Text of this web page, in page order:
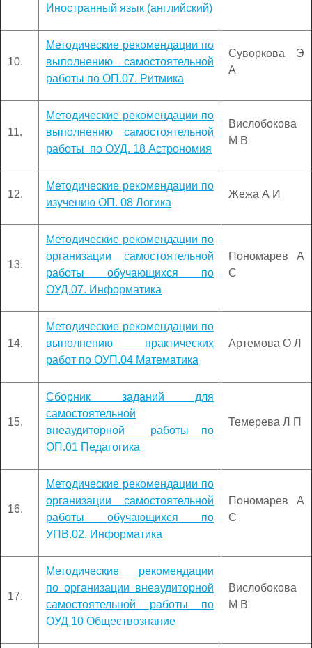
Иностранный язык (английский)
10.
Методические рекомендации по
выполнению самостоятельной
работы по ОП.07. Ритмика
Суворкова Э
А
11.
Методические рекомендации по
выполнению самостоятельной
работы по ОУД. 18 Астрономия
Вислобокова
М В
12.
Методические рекомендации по
изучению ОП. 08 Логика
Жежа А И
13.
Методические рекомендации по
организации самостоятельной
работы обучающихся по
ОУД.07. Информатика
Пономарев А
С
14.
Методические рекомендации по
выполнению практических
работ по ОУП.04 Математика
Артемова О Л
15.
Сборник заданий для
самостоятельной
внеаудиторной работы по
ОП.01 Педагогика
Темерева Л П
16.
Методические рекомендации по
организации самостоятельной
работы обучающихся по
УПВ.02. Информатика
Пономарев А
С
17.
Методические рекомендации
по организации внеаудиторной
самостоятельной работы по
ОУД 10 Обществознание
Вислобокова
М В